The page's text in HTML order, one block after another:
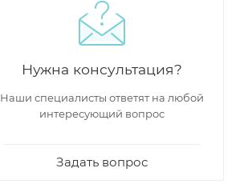
Нужна консультация?
Наши специалисты ответят на любой
интересующий вопрос
Задать вопрос